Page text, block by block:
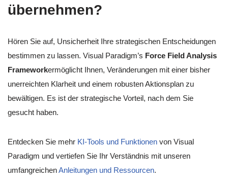
übernehmen?
Hören Sie auf, Unsicherheit Ihre strategischen Entscheidungen
bestimmen zu lassen. Visual Paradigm’s Force Field Analysis
Frameworkermöglicht Ihnen, Veränderungen mit einer bisher
unerreichten Klarheit und einem robusten Aktionsplan zu
bewältigen. Es ist der strategische Vorteil, nach dem Sie
gesucht haben.
Entdecken Sie mehr KI-Tools und Funktionen von Visual
Paradigm und vertiefen Sie Ihr Verständnis mit unseren
umfangreichenAnleitungen und Ressourcen.